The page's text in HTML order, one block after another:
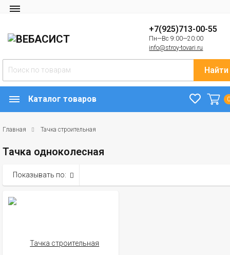
+7(925)713-00-55
Пн—Вс 9:00—20:00
info@stroy-tovari.ru
Найти
Каталог товаров
Главная Тачка строительная
Тачка одноколесная
Показывать по: